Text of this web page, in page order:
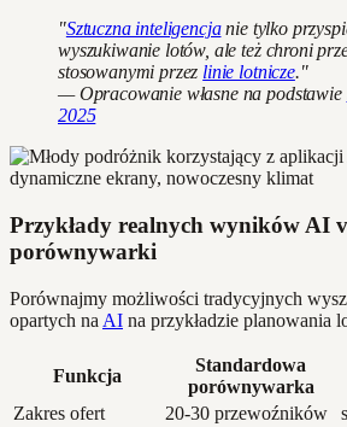
"Sztuczna inteligencjanie tylko
wyszukiwanie lotów, ale też chroni
stosowanymi przez linie lotnicze."
— Opracowanie własne na podstawie
2025
Przykłady realnych wyników AI
porównywarki
Porównajmy możliwości tradycyjnych
opartych na AI na przykładzie planowania
Funkcja
Standardowa
porównywarka
Zakres ofert
20-30 przewoźników